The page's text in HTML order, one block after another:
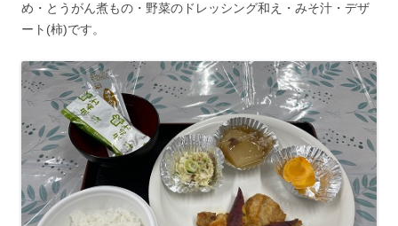
め・とうがん煮もの・野菜のドレッシング和え・みそ汁・デザ
ート(柿)です。